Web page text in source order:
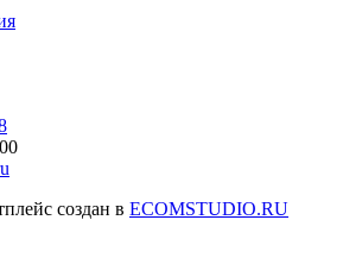
создан в ECOMSTUDIO.RU